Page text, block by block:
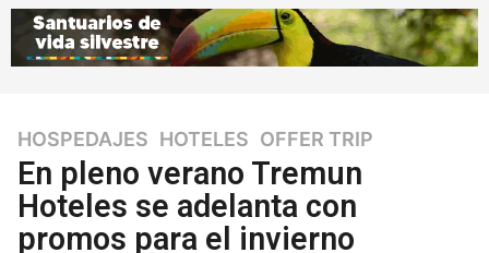
7
a
ñ
o
s
HOSPEDAJES ,HOTELES ,OFFER TRIP
En pleno verano Tremun
Hoteles se adelanta con
promos para el invierno